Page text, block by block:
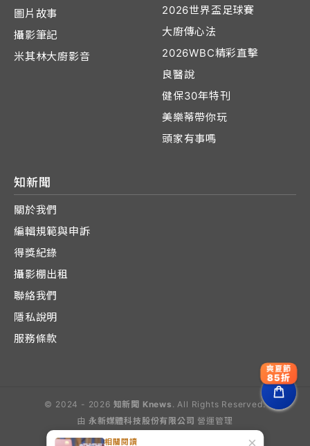
相關閱讀
圖片故事
攝影筆記
米其林大廚影音
2026世界盃足球賽
大廚傳心法
2026WBC精彩直擊
良醫說
健保30年特刊
美樂蒂帶你玩
頭家有事嗎
知新聞
關於我們
編輯規範與申訴
得獎紀錄
攝影棚出租
聯絡我們
隱私說明
服務條款
© 2024 - 2026 知新聞 Knews . All Rights Reserved.
由 永新媒體科技股份有限公司 營運管理
爽夏節
85折